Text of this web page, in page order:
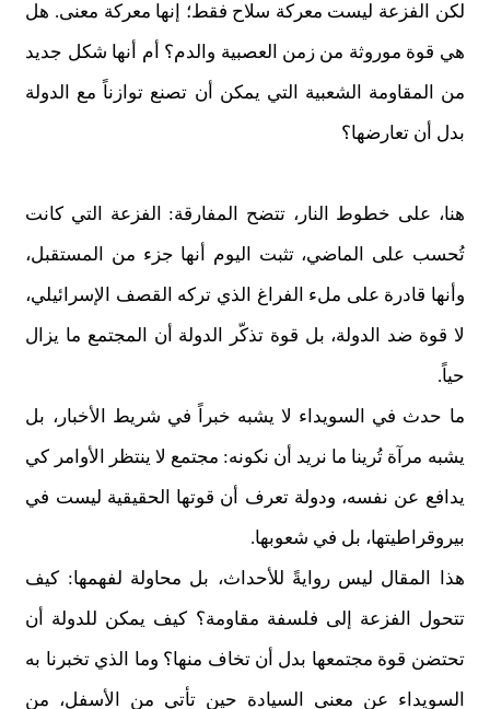
لكن الفزعة ليست معركة سلاح فقط؛ إنها معركة معنى. هل
هي قوة موروثة من زمن العصبية والدم؟ أم أنها شكل جديد
من المقاومة الشعبية التي يمكن أن تصنع توازناً مع الدولة
بدل أن تعارضها؟
هنا، على خطوط النار، تتضح المفارقة: الفزعة التي كانت
تُحسب على الماضي، تثبت اليوم أنها جزء من المستقبل،
وأنها قادرة على ملء الفراغ الذي تركه القصف الإسرائيلي،
لا قوة ضد الدولة، بل قوة تذكّر الدولة أن المجتمع ما يزال
حياً.
ما حدث في السويداء لا يشبه خبراً في شريط الأخبار، بل
يشبه مرآة تُرينا ما نريد أن نكونه: مجتمع لا ينتظر الأوامر كي
يدافع عن نفسه، ودولة تعرف أن قوتها الحقيقية ليست في
بيروقراطيتها، بل في شعوبها.
هذا المقال ليس روايةً للأحداث، بل محاولة لفهمها: كيف
تتحول الفزعة إلى فلسفة مقاومة؟ كيف يمكن للدولة أن
تحتضن قوة مجتمعها بدل أن تخاف منها؟ وما الذي تخبرنا به
السويداء عن معنى السيادة حين تأتي من الأسفل، من